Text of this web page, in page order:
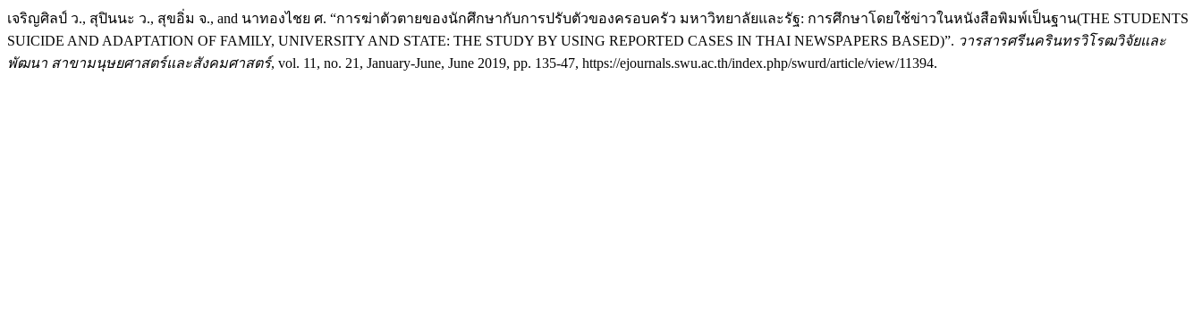
เจริญศิลป์ ว., สุปินนะ ว., สุขอิ่ม จ., and นาทองไชย ศ. “การฆ่าตัวตายของนักศึกษากับการปรับตัวของครอบครัว มหาวิทยาลัยและรัฐ: การศึกษาโดยใช้ข่าวในหนังสือพิมพ์เป็นฐาน(THE STUDENTS
SUICIDE AND ADAPTATION OF FAMILY, UNIVERSITY AND STATE: THE STUDY BY USING REPORTED CASES IN THAI NEWSPAPERS BASED)”. วารสารศรีนครินทรวิโรฒวิจัยและ
พัฒนา สาขามนุษยศาสตร์และสังคมศาสตร์, vol. 11, no. 21, January-June, June 2019, pp. 135-47, https://ejournals.swu.ac.th/index.php/swurd/article/view/11394.